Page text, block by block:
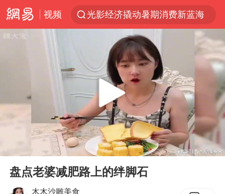
视频
光影经济撬动暑期消费新蓝海
马克·艾伦退出斯诺克中国公开赛
新疆优化调整景区内自驾服务费
《欢迎来龙餐馆》口碑
情侣平潭拍日出坠崖1死1伤
央视新主播李秋莹孙亚鹏亮相
几元成本的AI广告导致千万市值蒸发
老挝国会主席赛宋蓬逝世
Play
12:37
盘点老婆减肥路上的绊脚石
木木沙雕美食